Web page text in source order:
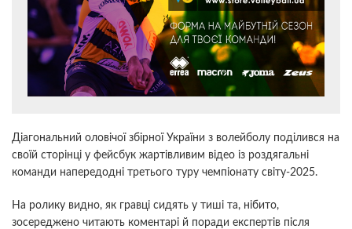
Діагональний оловічої збірної України з волейболу поділився на
своїй сторінці у фейсбук жартівливим відео із роздягальні
команди напередодні третього туру чемпіонату світу-2025.
На ролику видно, як гравці сидять у тиші та, нібито,
зосереджено читають коментарі й поради експертів після